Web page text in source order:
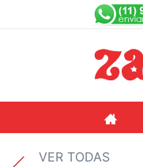
VER TODAS